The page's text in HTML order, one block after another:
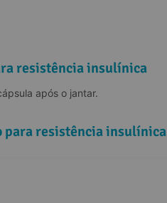
resistência insulínica
após o jantar.
para resistência insulínica